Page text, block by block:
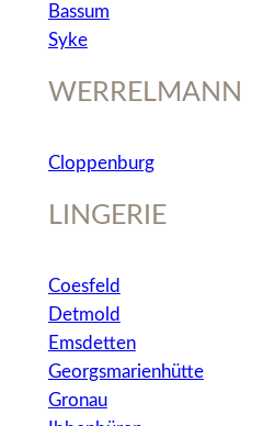
Bassum
Syke
WERRELMANN
Cloppenburg
LINGERIE
Coesfeld
Detmold
Emsdetten
Georgsmarienhütte
Gronau